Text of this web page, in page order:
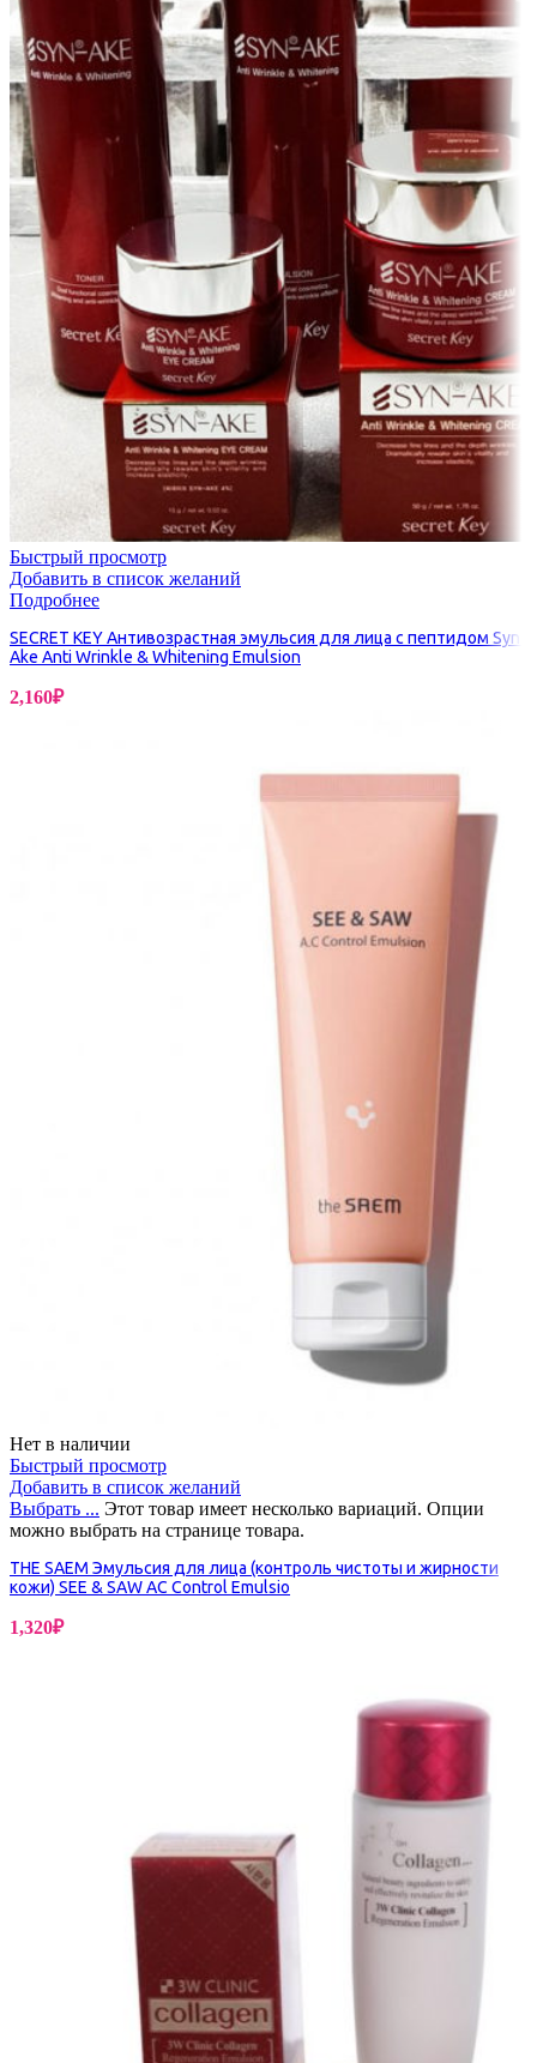
Быстрый просмотр
Добавить в список желаний
Подробнее
SECRET KEY Антивозрастная эмульсия для лица с пептидом Syn-
Ake Anti Wrinkle & Whitening Emulsion
2,160₽
Нет в наличии
Быстрый просмотр
Добавить в список желаний
Выбрать ... Этот товар имеет несколько вариаций. Опции
можно выбрать на странице товара.
THE SAEM Эмульсия для лица (контроль чистоты и жирности
кожи) SEE & SAW AC Control Emulsio
1,320₽